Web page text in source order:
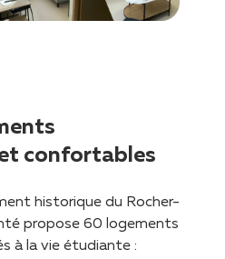
confortables
historique du Rocher-
propose 60 logements
à la vie étudiante :